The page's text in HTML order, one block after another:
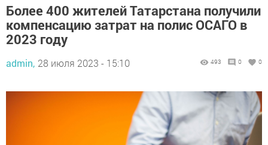
Более 400 жителей Татарстана получили
компенсацию затрат на полис ОСАГО в
2023 году
admin, 28 июля 2023 - 15:10 493 0 0